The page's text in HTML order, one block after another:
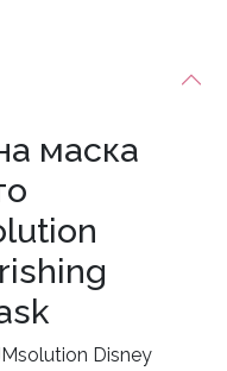
маска
Disney